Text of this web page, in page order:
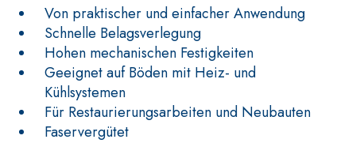
Von praktischer und einfacher Anwendung
Schnelle Belagsverlegung
Hohen mechanischen Festigkeiten
Geeignet auf Böden mit Heiz- und
Kühlsystemen
Für Restaurierungsarbeiten und Neubauten
Faservergütet
A 96 RESPHIRA
Faservergüteter Leicht-
Spachtelkleber mit
hydraulischem Naturkalk
NHL 3,5 und speziellen
Leichtfüllstoffen